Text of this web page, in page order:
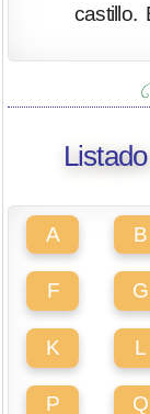
castillo.
A B
F G
K L
P Q